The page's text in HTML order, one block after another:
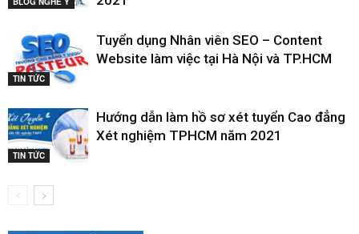
TIN TỨC
Tuyển dụng Nhân viên SEO – Content
Website làm việc tại Hà Nội và TP.HCM
TIN TỨC
Hướng dẫn làm hồ sơ xét tuyển Cao đẳng
Xét nghiệm TPHCM năm 2021